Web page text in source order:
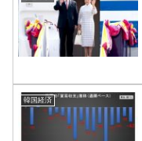
韓国経済